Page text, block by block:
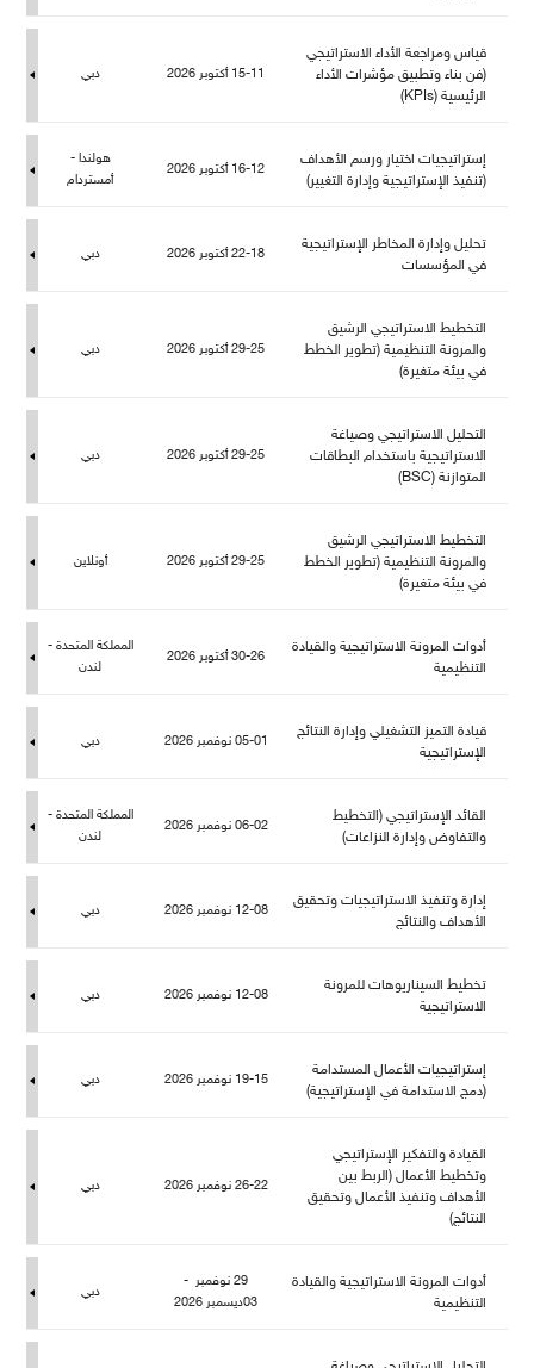
قياس ومراجعة الأداء الاستراتيجي
(فن بناء وتطبيق مؤشرات الأداء
الرئيسية (KPIs)
15-11 أكتوبر 2026 دبي
إستراتيجيات اختيار ورسم الأهداف
(تنفيذ الإستراتيجية وإدارة التغيير)
16-12 أكتوبر 2026
هولندا -
أمستردا
تحليل وإدارة المخاطر الإستراتيجية
في المؤسسات
22-18 أكتوبر 2026 دبي
التخطيط الاستراتيجي الرشيق
والمرونة التنظيمية (تطوير الخطط
في بيئة متغيرة)
29-25 أكتوبر 2026 دبي
التحليل الاستراتيجي وصياغة
الاستراتيجية باستخدام البطاقات
المتوازنة (BSC)
29-25 أكتوبر 2026 دبي
التخطيط الاستراتيجي الرشيق
والمرونة التنظيمية (تطوير الخطط
في بيئة متغيرة)
29-25 أكتوبر 2026 أونلاين
أدوات المرونة الاستراتيجية والقيادة
التنظيمية
30-26 أكتوبر 2026
المملكة المتحدة -
ندن
قيادة التميز التشغيلي وإدارة النتائج
الإستراتيجية
05-01 نوفمبر 2026 دبي
القائد الإستراتيجي (التخطيط
والتفاوض وإدارة النزاعات)
06-02 نوفمبر 2026
المملكة المتحدة -
ندن
إدارة وتنفيذ الاستراتيجيات وتحقيق
الأهداف والنتائج
12-08 نوفمبر 2026 دبي
تخطيط السيناريوهات للمرونة
الاستراتيجية
12-08 نوفمبر 2026 دبي
إستراتيجيات الأعمال المستدامة
(دمج الاستدامة في الإستراتيجية)
19-15 نوفمبر 2026 دبي
القيادة والتفكير الإستراتيجي
وتخطيط الأعمال (الربط بين
الأهداف وتنفيذ الأعمال وتحقيق
النتائج)
26-22 نوفمبر 2026 دبي
أدوات المرونة الاستراتيجية والقيادة
التنظيمية
29 نوفمبر -
03ديسمبر 2026
دبي